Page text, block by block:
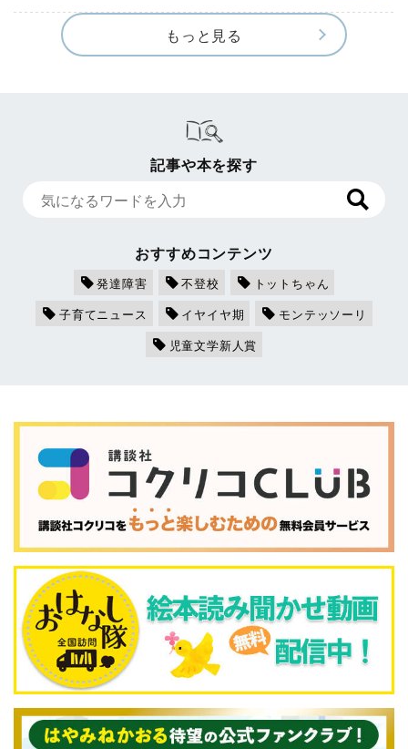
もっと見る
記事や本を探す
おすすめコンテンツ
発達障害 不登校
トットちゃん
子育てニュース
イヤイヤ期
モンテッソーリ
児童文学新人賞